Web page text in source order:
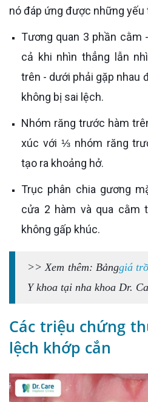
nó đáp ứng được những yếu
Tương quan 3 phần cằm - mũi - trán phải cân đối
cả khi nhìn thẳng lẫn
trên - dưới phải gặp nhau
không bị sai lệch.
Nhóm răng trước hàm trên trùm bên ngoài và tiếp
xúc với ⅓ nhóm răng
tạo ra khoảng hở.
Trục phân chia gương mặt từ mũi qua khe răng
cửa 2 hàm và qua cằm
không gấp khúc.
>> Xem thêm: Bảnggiá
Y khoa tại nha khoa Dr.
Các triệu chứng
lệch khớp cắn